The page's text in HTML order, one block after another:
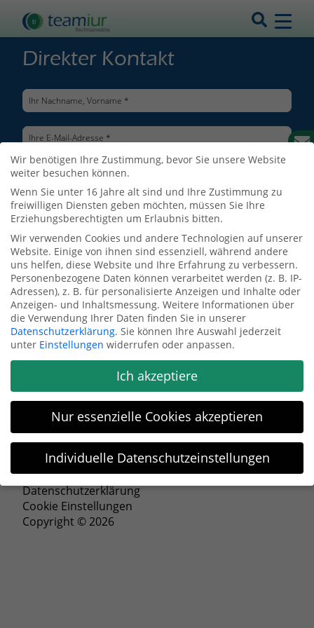
Direkter Kontakt
Ich bin mit der Verarbeitung meiner Daten entsprechend der
Datenschutzerklärungeinverstanden.
Anfrage senden
Impressum
Datenschutzerklärung
Cookie Einstellungen
Copyright © 2026
Wir benötigen Ihre Zustimmung, bevor Sie unsere Website
weiter besuchen können.
Wenn Sie unter 16 Jahre alt sind und Ihre Zustimmung zu
freiwilligen Diensten geben möchten, müssen Sie Ihre
Erziehungsberechtigten um Erlaubnis bitten.
Wir verwenden Cookies und andere Technologien auf unserer
Website. Einige von ihnen sind essenziell, während andere
uns helfen, diese Website und Ihre Erfahrung zu verbessern.
Personenbezogene Daten können verarbeitet werden (z. B. IP-
Adressen), z. B. für personalisierte Anzeigen und Inhalte oder
Anzeigen- und Inhaltsmessung. Weitere Informationen über
die Verwendung Ihrer Daten finden Sie in unserer
Datenschutzerklärung. Sie können Ihre Auswahl jederzeit
unter Einstellungen widerrufen oder anpassen.
Ich akzeptiere
Nur essenzielle Cookies akzeptieren
Individuelle Datenschutzeinstellungen
Datenschutzeinstellungen
Wenn Sie unter 16 Jahre alt sind und Ihre Zustimmung zu
freiwilligen Diensten geben möchten, müssen Sie Ihre